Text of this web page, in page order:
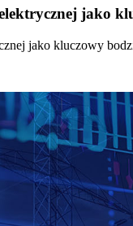
jako
jako kluczowy